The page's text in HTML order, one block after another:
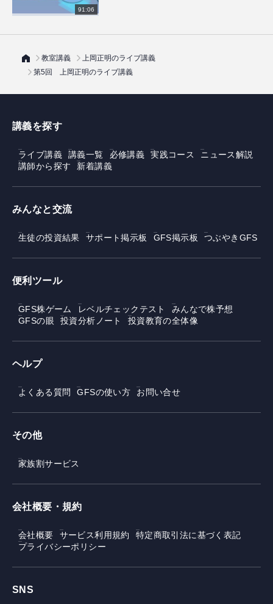
91:06
教室講義
上岡正明のライブ講義
第5回 上岡正明のライブ講義
講義を探す
ライブ講義 講義一覧 必修講義 実践コース
ニュース解説
講師から探す
新着講義
みんなと交流
生徒の投資結果 サポート掲示板 GFS掲示板 つぶやきGFS
便利ツール
GFS株ゲーム レベルチェックテスト
みんなで株予想
GFSの眼
投資分析ノート 投資教育の全体像
ヘルプ
よくある質問 GFSの使い方 お問い合せ
その他
家族割サービス
会社概要・規約
会社概要 サービス利用規約
特定商取引法に基づく表記
プライバシーポリシー
SNS